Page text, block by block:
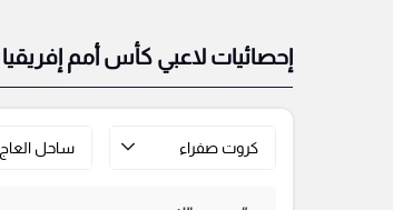
إحصائيات لاعبي كأس أمم إفريقيا
كروت صفراء ساحل العاج 2023